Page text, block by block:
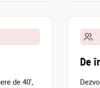
de 40',
De